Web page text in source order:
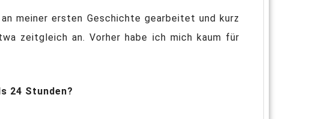
meiner ersten Geschichte gearbeitet und kurz
zeitgleich an. Vorher habe ich mich kaum für
24 Stunden?